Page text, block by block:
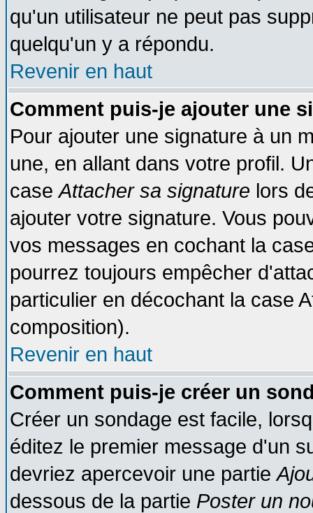
qu'un utilisateur ne peut pas
quelqu'un y a répondu.
Revenir en haut
Comment puis-je ajouter une
Pour ajouter une signature à un
une, en allant dans votre profil.
caseAttacher sa signature lors
ajouter votre signature. Vous
vos messages en cochant la
pourrez toujours empêcher
particulier en décochant la case
composition).
Revenir en haut
Comment puis-je créer un
Créer un sondage est facile,
éditez le premier message d'un
devriez apercevoir une partie
dessous de la partie Poster un